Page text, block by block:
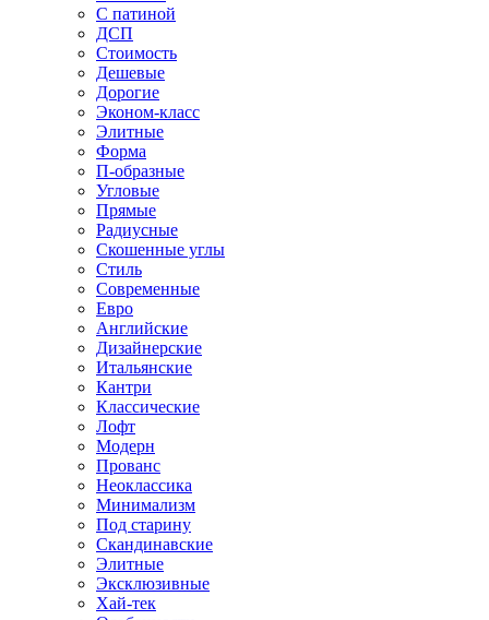
С патиной
ДСП
Стоимость
Дешевые
Дорогие
Эконом-класс
Элитные
Форма
П-образные
Угловые
Прямые
Радиусные
Скошенные углы
Стиль
Современные
Евро
Английские
Дизайнерские
Итальянские
Кантри
Классические
Лофт
Модерн
Прованс
Неоклассика
Минимализм
Под старину
Скандинавские
Элитные
Эксклюзивные
Хай-тек